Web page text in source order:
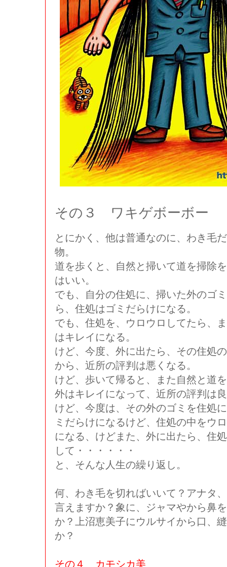
その３ ワキゲボーボー
とにかく、他は普通なのに、わき毛
物。
道を歩くと、自然と掃いて道を掃除
はいい。
でも、自分の住処に、掃いた外のゴ
ら、住処はゴミだらけになる。
でも、住処を、ウロウロしてたら、
はキレイになる。
けど、今度、外に出たら、その住処
から、近所の評判は悪くなる。
けど、歩いて帰ると、また自然と道
外はキレイになって、近所の評判は
けど、今度は、その外のゴミを住処
ミだらけになるけど、住処の中をウ
になる、けどまた、外に出たら、住
して・・・・・・
と、そんな人生の繰り返し。
何、わき毛を切ればいいて？アナタ
言えますか？象に、ジャマやから鼻
か？上沼恵美子にウルサイから口、
か？
その４ カモシカ美